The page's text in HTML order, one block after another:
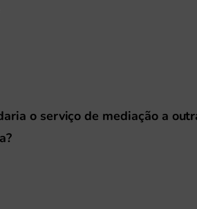
o serviço de mediação a